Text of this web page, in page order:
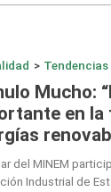
> Tendencias
Mucho:
en la
del MINEM
Industrial de